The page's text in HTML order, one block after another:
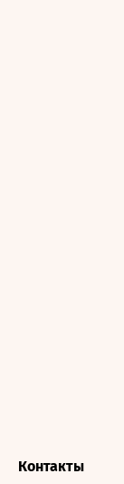
Контакты